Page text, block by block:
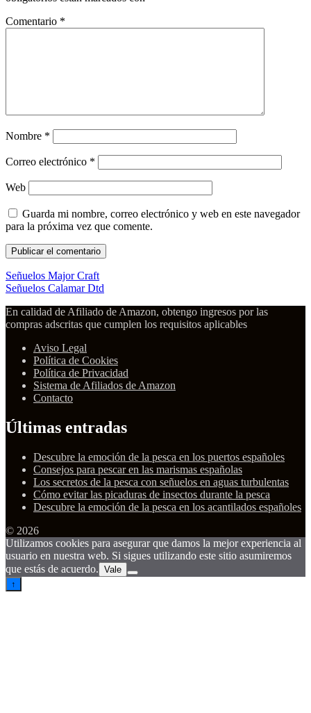
Comentario *
Nombre *
Correo electrónico *
Web
Guarda mi nombre, correo electrónico y web en este navegador
para la próxima vez que comente.
Señuelos Major Craft
Señuelos Calamar Dtd
En calidad de Afiliado de Amazon, obtengo ingresos por las
compras adscritas que cumplen los requisitos aplicables
Aviso Legal
Política de Cookies
Política de Privacidad
Sistema de Afiliados de Amazon
Contacto
Últimas entradas
Descubre la emoción de la pesca en los puertos españoles
Consejos para pescar en las marismas españolas
Los secretos de la pesca con señuelos en aguas turbulentas
Cómo evitar las picaduras de insectos durante la pesca
Descubre la emoción de la pesca en los acantilados españoles
© 2026
Utilizamos cookies para asegurar que damos la mejor experiencia al
usuario en nuestra web. Si sigues utilizando este sitio asumiremos
que estás de acuerdo. Vale
↑